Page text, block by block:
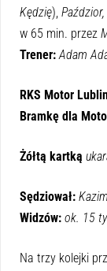
Kędzię),
w 65 min. przez
Trener: Adam
RKS Motor
Bramkę dla
Żółtą kartką
Sędziował:
Widzów: ok. 15
Na trzy kolejki